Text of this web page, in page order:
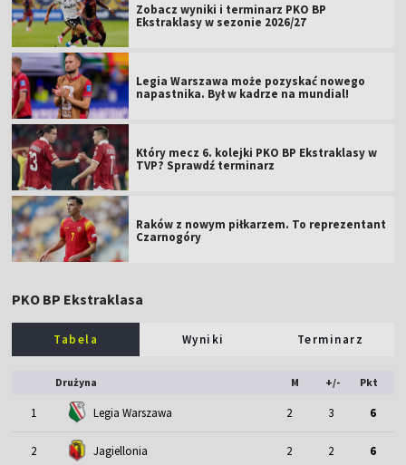
Zobacz wyniki i terminarz PKO BP
Ekstraklasy w sezonie 2026/27
Legia Warszawa może pozyskać nowego
napastnika. Był w kadrze na mundial!
Który mecz 6. kolejki PKO BP Ekstraklasy w
TVP? Sprawdź terminarz
Raków z nowym piłkarzem. To reprezentant
Czarnogóry
PKO BP Ekstraklasa
Tabela Wyniki Terminarz
Drużyna M +/- Pkt
1 Legia Warszawa 2 3 6
2 Jagiellonia 2 2 6